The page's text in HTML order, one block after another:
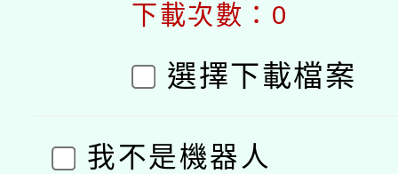
下載次數：0
選擇下載檔案
我不是機器人